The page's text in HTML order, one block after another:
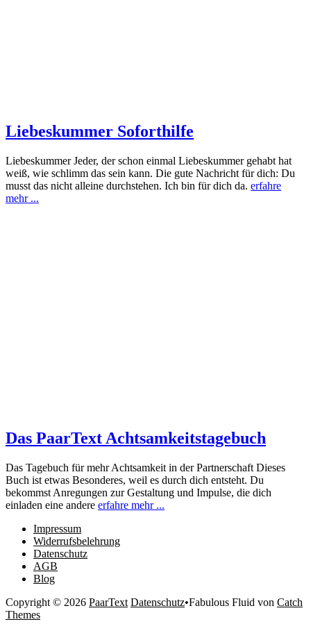
Liebeskummer Soforthilfe
Liebeskummer Jeder, der schon einmal Liebeskummer gehabt hat
weiß, wie schlimm das sein kann. Die gute Nachricht für dich: Du
musst das nicht alleine durchstehen. Ich bin für dich da. erfahre
mehr ...
Das PaarText Achtsamkeitstagebuch
Das Tagebuch für mehr Achtsamkeit in der Partnerschaft Dieses
Buch ist etwas Besonderes, weil es durch dich entsteht. Du
bekommst Anregungen zur Gestaltung und Impulse, die dich
einladen eine andere erfahre mehr ...
Impressum
Widerrufsbelehrung
Datenschutz
AGB
Blog
Copyright © 2026 PaarText Datenschutz•Fabulous Fluid von Catch
Themes